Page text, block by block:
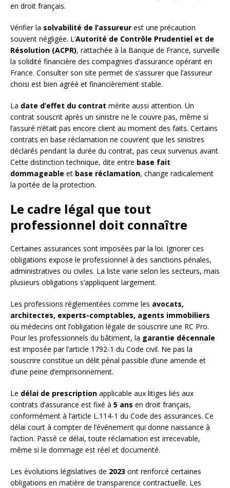
en droit français.
Vérifier la solvabilité de l’assureur est une précaution
souvent négligée. L’Autorité de Contrôle Prudentiel et de
Résolution (ACPR), rattachée à la Banque de France, surveille
la solidité financière des compagnies d’assurance opérant en
France. Consulter son site permet de s’assurer que l’assureur
choisi est bien agréé et financièrement stable.
La date d’effet du contrat mérite aussi attention. Un
contrat souscrit après un sinistre ne le couvre pas, même si
l’assuré n’était pas encore client au moment des faits. Certains
contrats en base réclamation ne couvrent que les sinistres
déclarés pendant la durée du contrat, pas ceux survenus avant.
Cette distinction technique, dite entre base fait
dommageable et base réclamation, change radicalement
la portée de la protection.
Le cadre légal que tout
professionnel doit connaître
Certaines assurances sont imposées par la loi. Ignorer ces
obligations expose le professionnel à des sanctions pénales,
administratives ou civiles. La liste varie selon les secteurs, mais
plusieurs obligations s’appliquent largement.
Les professions réglementées comme les avocats,
architectes, experts-comptables, agents immobiliers
ou médecins ont l’obligation légale de souscrire une RC Pro.
Pour les professionnels du bâtiment, la garantie décennale
est imposée par l’article 1792-1 du Code civil. Ne pas la
souscrire constitue un délit pénal passible d’une amende et
d’une peine d’emprisonnement.
Le délai de prescription applicable aux litiges liés aux
contrats d’assurance est fixé à 5 ans en droit français,
conformément à l’article L.114-1 du Code des assurances. Ce
délai court à compter de l’événement qui donne naissance à
l’action. Passé ce délai, toute réclamation est irrecevable,
même si le dommage est réel et documenté.
Les évolutions législatives de 2023 ont renforcé certaines
obligations en matière de transparence contractuelle. Les